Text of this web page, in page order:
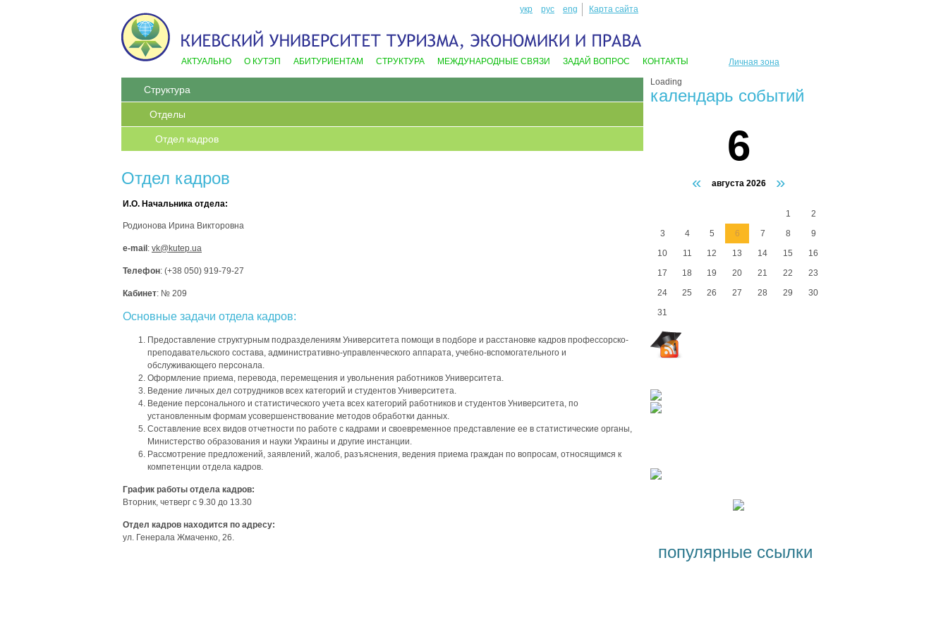
Карта сайта
АКТУАЛЬНО О КУТЭП АБИТУРИЕНТАМ СТРУКТУРА МЕЖДУНАРОДНЫЕ СВЯЗИ ЗАДАЙ ВОПРОС КОНТАКТЫ
укр рус eng
Личная зона
Структура
Отделы
Отдел кадров
Отдел кадров
И.О. Начальника отдела:
Родионова Ирина Викторовна
e-mail : vk@kutep.ua
Телефон: (+38 050) 919-79-27
Кабинет: № 209
Основные задачи отдела кадров:
Предоставление структурным подразделениям Университета помощи в подборе и расстановке кадров профессорско-
преподавательского состава, административно-управленческого аппарата, учебно-вспомогательного и
обслуживающего персонала.
Оформление приема, перевода, перемещения и увольнения работников Университета.
Ведение личных дел сотрудников всех категорий и студентов Университета.
Ведение персонального и статистического учета всех категорий работников и студентов Университета, по
установленным формам усовершенствование методов обработки данных.
Составление всех видов отчетности по работе с кадрами и своевременное представление ее в статистические органы,
Министерство образования и науки Украины и другие инстанции.
Рассмотрение предложений, заявлений, жалоб, разъяснения, ведения приема граждан по вопросам, относящимся к
компетенции отдела кадров.
График работы отдела кадров:
Вторник, четверг с 9.30 до 13.30
Отдел кадров находится по адресу:
ул. Генерала Жмаченко, 26.
Loading
календарь событий
«
6
августа 2026 »
1
2
3
4 5 6 7 8
9
10
11 12 13 14 15
16
17
18 19 20 21 22
23
24
25 26 27 28 29
30
31
популярные ссылки